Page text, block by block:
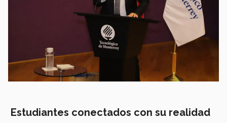
Estudiantes conectados con su realidad